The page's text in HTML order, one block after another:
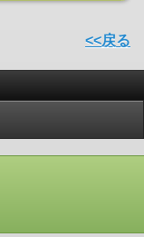
<<戻る